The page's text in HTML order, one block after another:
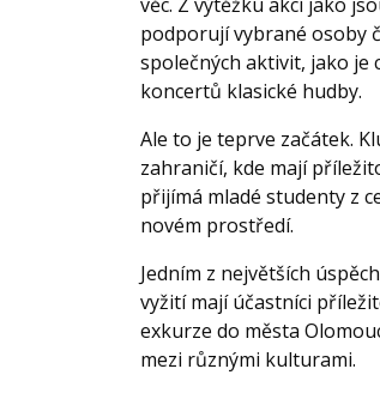
podporují vybrané osoby
společných aktivit, jako je
koncertů klasické hudby.
Ale to je teprve začátek.
zahraničí, kde mají
přijímá mladé studenty z
novém prostředí.
Jedním z největších
vyžití mají účastníci
exkurze do města
mezi různými kulturami.